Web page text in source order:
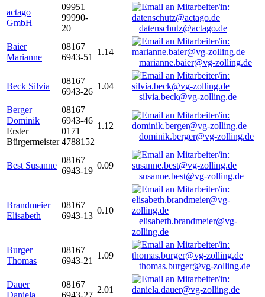
actago
GmbH
09951
99990-
20
datenschutz@actago.de
Baier
Marianne
08167
6943-51
1.14
marianne.baier@vg-zolling.de
Beck Silvia
08167
6943-26
1.04
silvia.beck@vg-zolling.de
Berger
Dominik
Erster
Bürgermeister
08167
6943-46
0171
4788152
1.12
dominik.berger@vg-zolling.de
Best Susanne
08167
6943-19
0.09
susanne.best@vg-zolling.de
Brandmeier
Elisabeth
08167
6943-13
0.10
elisabeth.brandmeier@vg-
zolling.de
Burger
Thomas
08167
6943-21
1.09
thomas.burger@vg-zolling.de
Dauer
08167
2.01